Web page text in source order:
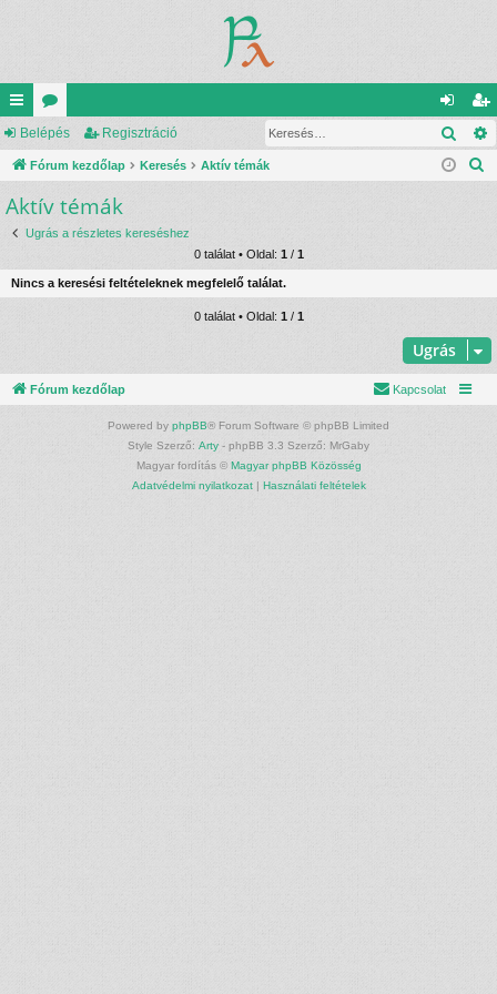
yo
rs
lin
ke
k
ór
u
m
ok
el
ép
eg
is
ió
Belépés Regisztráció
Fórum kezdőlap Keresés Aktív témák
Aktív témák
Ugrás a részletes kereséshez
0 találat • Oldal: 1 / 1
Nincs a keresési feltételeknek megfelelő találat.
0 találat • Oldal: 1 / 1
Ugrás
Fórum kezdőlap Kapcsolat
Powered by phpBB® Forum Software © phpBB Limited
Style Szerző: Arty - phpBB 3.3 Szerző: MrGaby
Magyar fordítás © Magyar phpBB Közösség
Adatvédelmi nyilatkozat| Használati feltételek